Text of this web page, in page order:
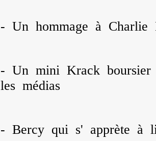
- Un hommage à Charlie
- Un mini Krack
les médias
- Bercy qui s' apprète à